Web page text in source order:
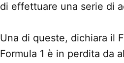
di effettuare una serie di
Una di queste, dichiara il
Formula 1 è in perdita da